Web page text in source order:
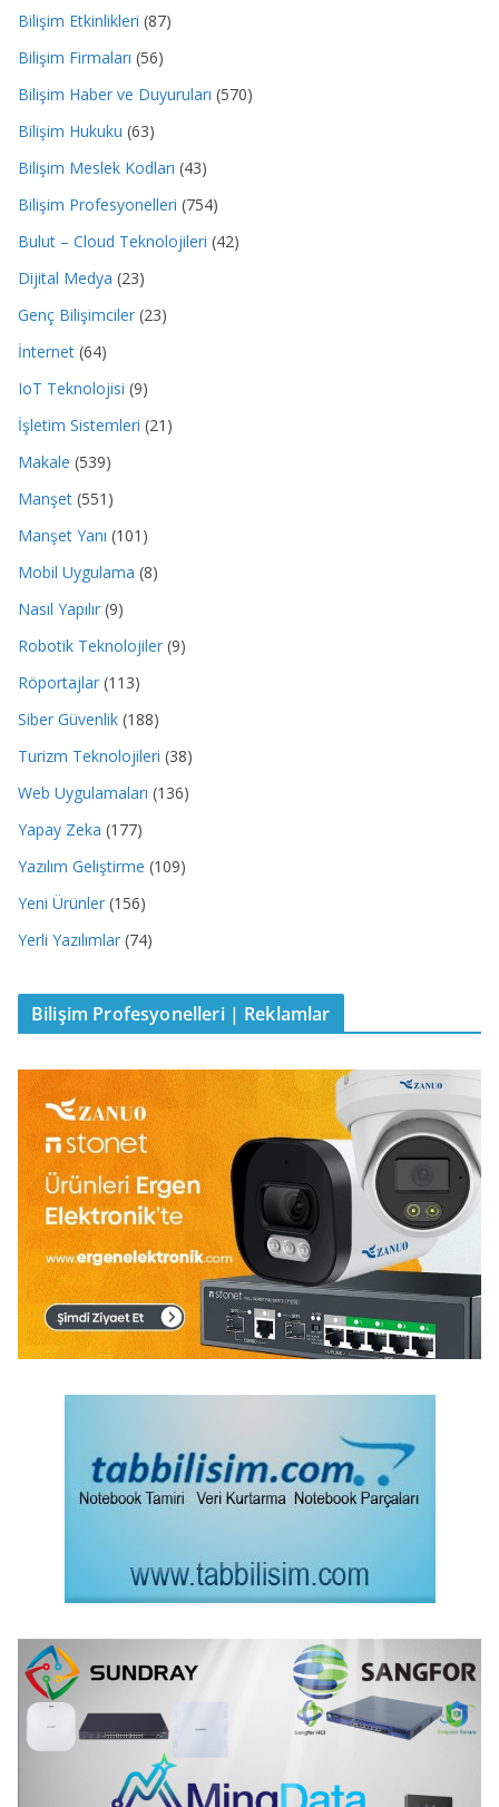
Bilişim Etkinlikleri (87)
Bilişim Firmaları (56)
Bilişim Haber ve Duyuruları (570)
Bilişim Hukuku (63)
Bilişim Meslek Kodları (43)
Bilişim Profesyonelleri (754)
Bulut – Cloud Teknolojileri (42)
Dijital Medya (23)
Genç Bilişimciler (23)
İnternet (64)
IoT Teknolojisi (9)
İşletim Sistemleri (21)
Makale (539)
Manşet (551)
Manşet Yanı (101)
Mobil Uygulama (8)
Nasıl Yapılır (9)
Robotik Teknolojiler (9)
Röportajlar (113)
Siber Güvenlik (188)
Turizm Teknolojileri (38)
Web Uygulamaları (136)
Yapay Zeka (177)
Yazılım Geliştirme (109)
Yeni Ürünler (156)
Yerli Yazılımlar (74)
Bilişim Profesyonelleri | Reklamlar